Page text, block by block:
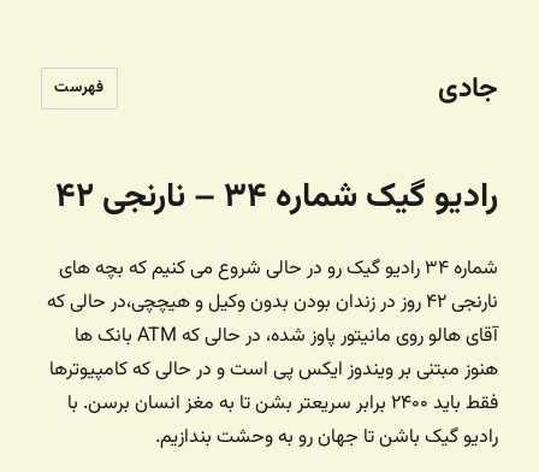
جادی فهرست
رادیو گیک شماره ۳۴ – نارنجی ۴۲
شماره ۳۴ رادیو گیک رو در حالی شروع می کنیم که بچه های
نارنجی ۴۲ روز در زندان بودن بدون وکیل و هیچچی،‌در حالی که
آقای هالو روی مانیتور پاوز شده، در حالی که ATM بانک ها
هنوز مبتنی بر ویندوز ایکس پی است و در حالی که کامپیوترها
فقط باید ۲۴۰۰ برابر سریعتر بشن تا به مغز انسان برسن. با
رادیو گیک باشن تا جهان رو به وحشت بندازیم.